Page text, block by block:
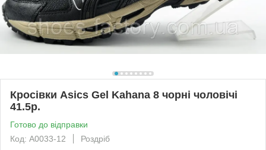
Кросівки Asics Gel Kahana 8 чорні чоловічі
41.5р.
Готово до відправки
Код: A0033-12
Роздріб